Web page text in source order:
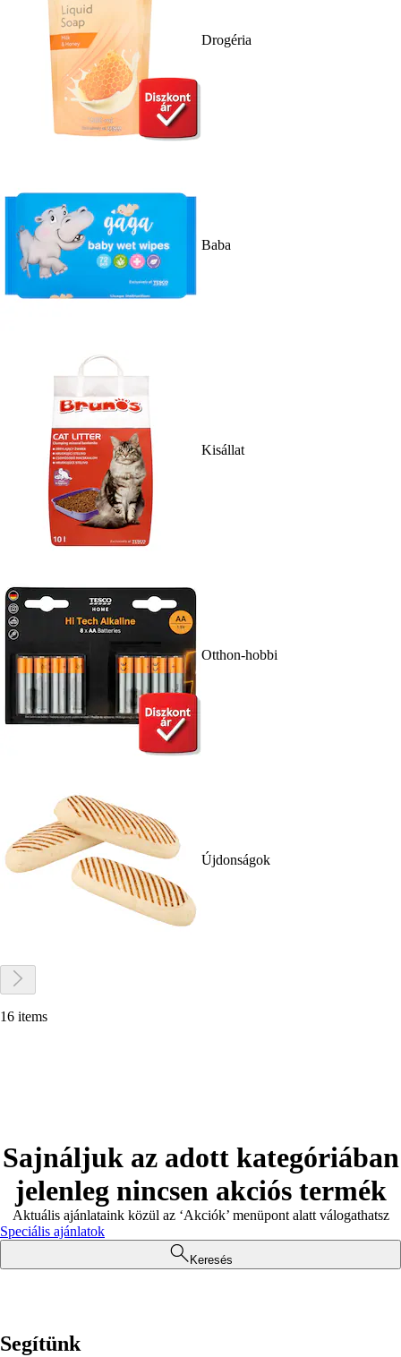
Drogéria
Baba
Kisállat
Otthon-hobbi
Újdonságok
16 items
Sajnáljuk az adott kategóriában
jelenleg nincsen akciós termék
Aktuális ajánlataink közül az ‘Akciók’ menüpont alatt válogathatsz
Speciális ajánlatok
Keresés
Segítünk